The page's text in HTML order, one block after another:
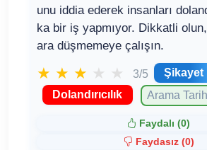
unu iddia ederek insanları
ka bir iş yapmıyor. Dikkatli
ara düşmemeye çalışın.
★ ★ ★ ★ ★ 3/5
Şikayet
Dolandırıcılık
Arama
Faydalı (0)
Faydasız (0)